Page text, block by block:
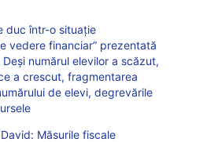
duc într-o situație
vedere financiar” prezentată
numărul elevilor a scăzut,
a crescut, fragmentarea
de elevi, degrevările
Măsurile fiscale